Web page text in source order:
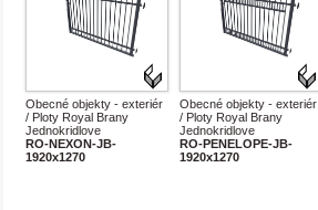
Obecné objekty - exteriér
/ Ploty Royal Brany
Jednokridlove
RO-NEXON-JB-
1920x1270
Obecné objekty - exteriér
/ Ploty Royal Brany
Jednokridlove
RO-PENELOPE-JB-
1920x1270